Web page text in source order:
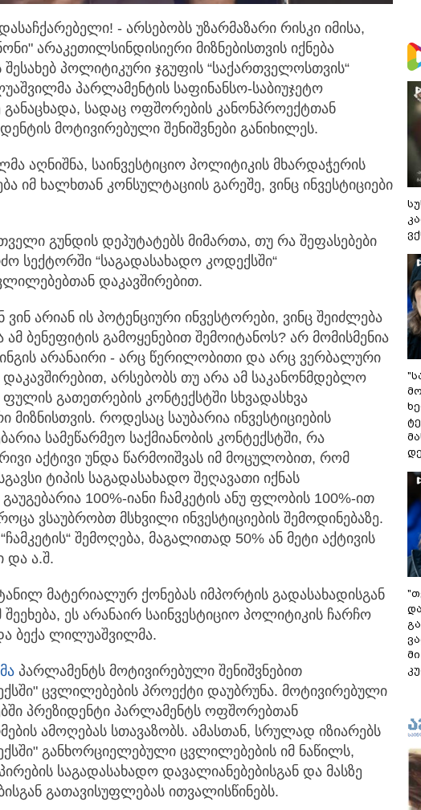
- არსებობს უზარმაზარი რისკი იმისა,
არაკეთილსინდისიერი მიზნებისთვის იქნება
შესახებ პოლიტიკური ჯგუფის “საქართველოსთვის“
პარლამენტის საფინანსო-საბიუჯეტო
განაცხადა, სადაც ოფშორების კანონპროექტთან
მოტივირებული შენიშვნები განიხილეს.
აღნიშნა, საინვესტიციო პოლიტიკის მხარდაჭერის
იმ ხალხთან კონსულტაციის გარეშე, ვინც ინვესტიციები
გუნდის დეპუტატებს მიმართა, თუ რა შეფასებები
სექტორში “საგადასახადო კოდექსში“
დაკავშირებით.
ვინ არიან ის პოტენციური ინვესტორები, ვინც შეიძლება
ბენეფიტის გამოყენებით შემოიტანოს? არ მომისმენია
არანაირი - არც წერილობითი და არც ვერბალური
დაკავშირებით, არსებობს თუ არა ამ საკანონმდებლო
ფულის გათეთრების კონტექსტში სხვადასხვა
მიზნისთვის. როდესაც საუბარია ინვესტიციების
სამეწარმეო საქმიანობის კონტექსტში, რა
აქტივი უნდა წარმოიშვას იმ მოცულობით, რომ
ტიპის საგადასახადო შეღავათი იქნას
100%-იანი ჩამკეტის ანუ ფლობის 100%-ით
ვსაუბრობთ მსხვილი ინვესტიციების შემოდინებაზე.
შემოღება, მაგალითად 50% ან მეტი აქტივის
და ა.შ.
მატერიალურ ქონებას იმპორტის გადასახადისგან
ეს არანაირ საინვესტიციო პოლიტიკის ჩარჩო
ბექა ლილუაშვილმა.
პარლამენტს მოტივირებული შენიშვნებით
ცვლილებების პროექტი დაუბრუნა. მოტივირებული
პრეზიდენტი პარლამენტს ოფშორებთან
ამოღებას სთავაზობს. ამასთან, სრულად იზიარებს
განხორციელებული ცვლილებების იმ ნაწილს,
საგადასახადო დავალიანებებისგან და მასზე
გათავისუფლებას ითვალისწინებს.